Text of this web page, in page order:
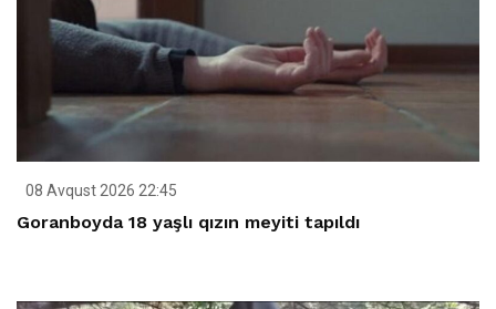
08 Avqust 2026 22:45
Goranboyda 18 yaşlı qızın meyiti tapıldı